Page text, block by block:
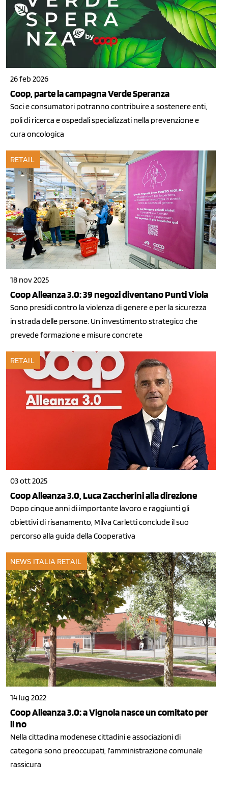
26 feb 2026
Coop, parte la campagna Verde Speranza
Soci e consumatori potranno contribuire a sostenere enti,
poli di ricerca e ospedali specializzati nella prevenzione e
cura oncologica
RETAIL
18 nov 2025
Coop Alleanza 3.0: 39 negozi diventano Punti Viola
Sono presidi contro la violenza di genere e per la sicurezza
in strada delle persone. Un investimento strategico che
prevede formazione e misure concrete
RETAIL
03 ott 2025
Coop Alleanza 3.0, Luca Zaccherini alla direzione
Dopo cinque anni di importante lavoro e raggiunti gli
obiettivi di risanamento, Milva Carletti conclude il suo
percorso alla guida della Cooperativa
NEWS ITALIA RETAIL
14 lug 2022
Coop Alleanza 3.0: a Vignola nasce un comitato per
il no
Nella cittadina modenese cittadini e associazioni di
categoria sono preoccupati, l’amministrazione comunale
rassicura